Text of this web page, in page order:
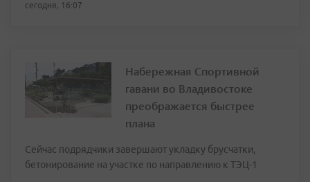
сегодня, 16:07
Набережная Спортивной
гавани во Владивостоке
преображается быстрее
плана
Сейчас подрядчики завершают укладку брусчатки,
бетонирование на участке по направлению к ТЭЦ-1